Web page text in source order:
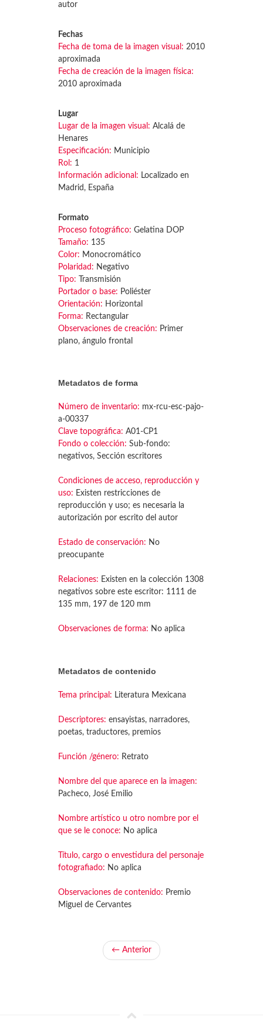
autor
Fechas
Fecha de toma de la imagen visual: 2010
aproximada
Fecha de creación de la imagen física:
2010 aproximada
Lugar
Lugar de la imagen visual: Alcalá de
Henares
Especificación: Municipio
Rol: 1
Información adicional: Localizado en
Madrid, España
Formato
Proceso fotográfico: Gelatina DOP
Tamaño: 135
Color: Monocromático
Polaridad: Negativo
Tipo: Transmisión
Portador o base: Poliéster
Orientación: Horizontal
Forma: Rectangular
Observaciones de creación: Primer
plano, ángulo frontal
Metadatos de forma
Número de inventario: mx-rcu-esc-pajo-
a-00337
Clave topográfica: A01-CP1
Fondo o colección: Sub-fondo:
negativos, Sección escritores
Condiciones de acceso, reproducción y
uso: Existen restricciones de
reproducción y uso; es necesaria la
autorización por escrito del autor
Estado de conservación: No
preocupante
Relaciones: Existen en la colección 1308
negativos sobre este escritor: 1111 de
135 mm, 197 de 120 mm
Observaciones de forma: No aplica
Metadatos de contenido
Tema principal: Literatura Mexicana
Descriptores: ensayistas, narradores,
poetas, traductores, premios
Función /género: Retrato
Nombre del que aparece en la imagen:
Pacheco, José Emilio
Nombre artístico u otro nombre por el
que se le conoce: No aplica
Título, cargo o envestidura del personaje
fotografiado: No aplica
Observaciones de contenido: Premio
Miguel de Cervantes
← Anterior